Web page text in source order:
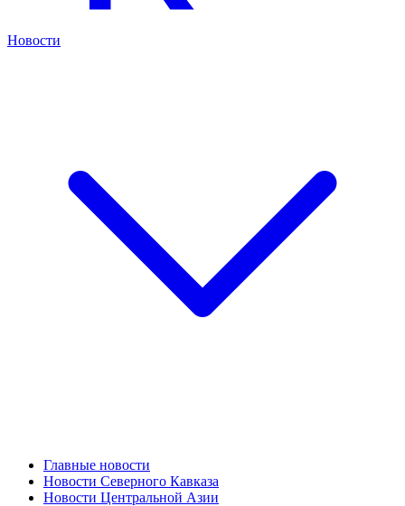
Новости
Главные новости
Новости Северного Кавказа
Новости Центральной Азии